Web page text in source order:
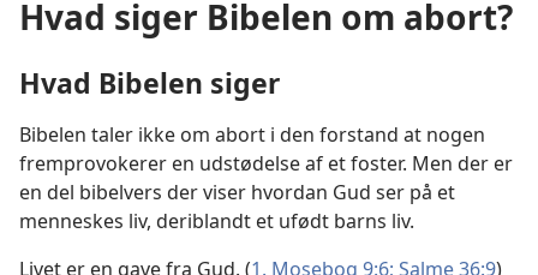
Hvad siger Bibelen om abort?
Hvad Bibelen siger
Bibelen taler ikke om abort i den forstand at nogen
fremprovokerer en udstødelse af et foster. Men der er
en del bibelvers der viser hvordan Gud ser på et
menneskes liv, deriblandt et ufødt barns liv.
Livet er en gave fra Gud. (1. Mosebog 9:6; Salme 36:9)